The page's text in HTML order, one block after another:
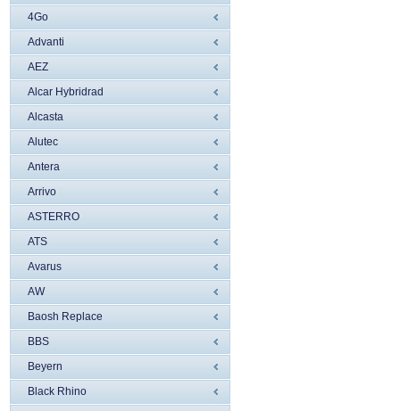
4Go
Advanti
AEZ
Alcar Hybridrad
Alcasta
Alutec
Antera
Arrivo
ASTERRO
ATS
Avarus
AW
Baosh Replace
BBS
Beyern
Black Rhino